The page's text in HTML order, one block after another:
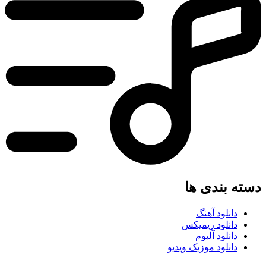
دسته بندی ها
دانلود آهنگ
دانلود ریمیکس
دانلود آلبوم
دانلود موزیک ویدیو